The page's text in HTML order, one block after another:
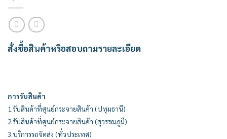
สั่งซื้อสินค้าหรือสอบถามรายละเอียด
การรับสินค้า
1.รับสินค้าที่ศุนย์กระจายสินค้า (ปทุมธานี)
2.รับสินค้าที่ศุนย์กระจายสินค้า (สุวรรณภูมื)
3.บริการรถจัดส่ง (ทั่วประเทศ)